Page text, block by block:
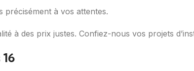
à vos attentes.
à des prix justes. Confiez-nous vos projets